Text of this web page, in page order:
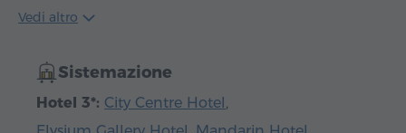
Vedi altro
Sistemazione
Hotel 3*: City Centre Hotel ,